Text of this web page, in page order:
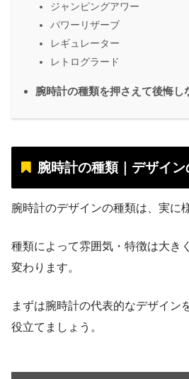
ジャンピングアワー
パワーリザーブ
レギュレーター
レトログラード
腕時計の種類を押さえて後悔し
腕時計の種類｜デザイン
腕時計のデザインの種類は、実に
種類によって雰囲気・特徴は大き
変わります。
まずは腕時計の代表的なデザイン
役立てましょう。